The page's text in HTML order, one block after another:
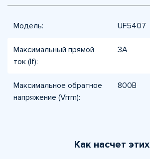
Модель: UF5407
Максимальный прямой
ток (If):
3А
Максимальное обратное
напряжение (Vrrm):
800В
Как насчет этих